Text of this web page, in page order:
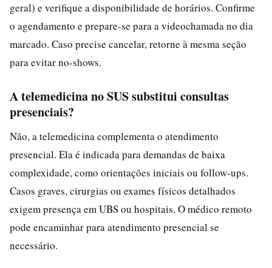
geral) e verifique a disponibilidade de horários. Confirme
o agendamento e prepare-se para a videochamada no dia
marcado. Caso precise cancelar, retorne à mesma seção
para evitar no-shows.
A telemedicina no SUS substitui consultas
presenciais?
Não, a telemedicina complementa o atendimento
presencial. Ela é indicada para demandas de baixa
complexidade, como orientações iniciais ou follow-ups.
Casos graves, cirurgias ou exames físicos detalhados
exigem presença em UBS ou hospitais. O médico remoto
pode encaminhar para atendimento presencial se
necessário.